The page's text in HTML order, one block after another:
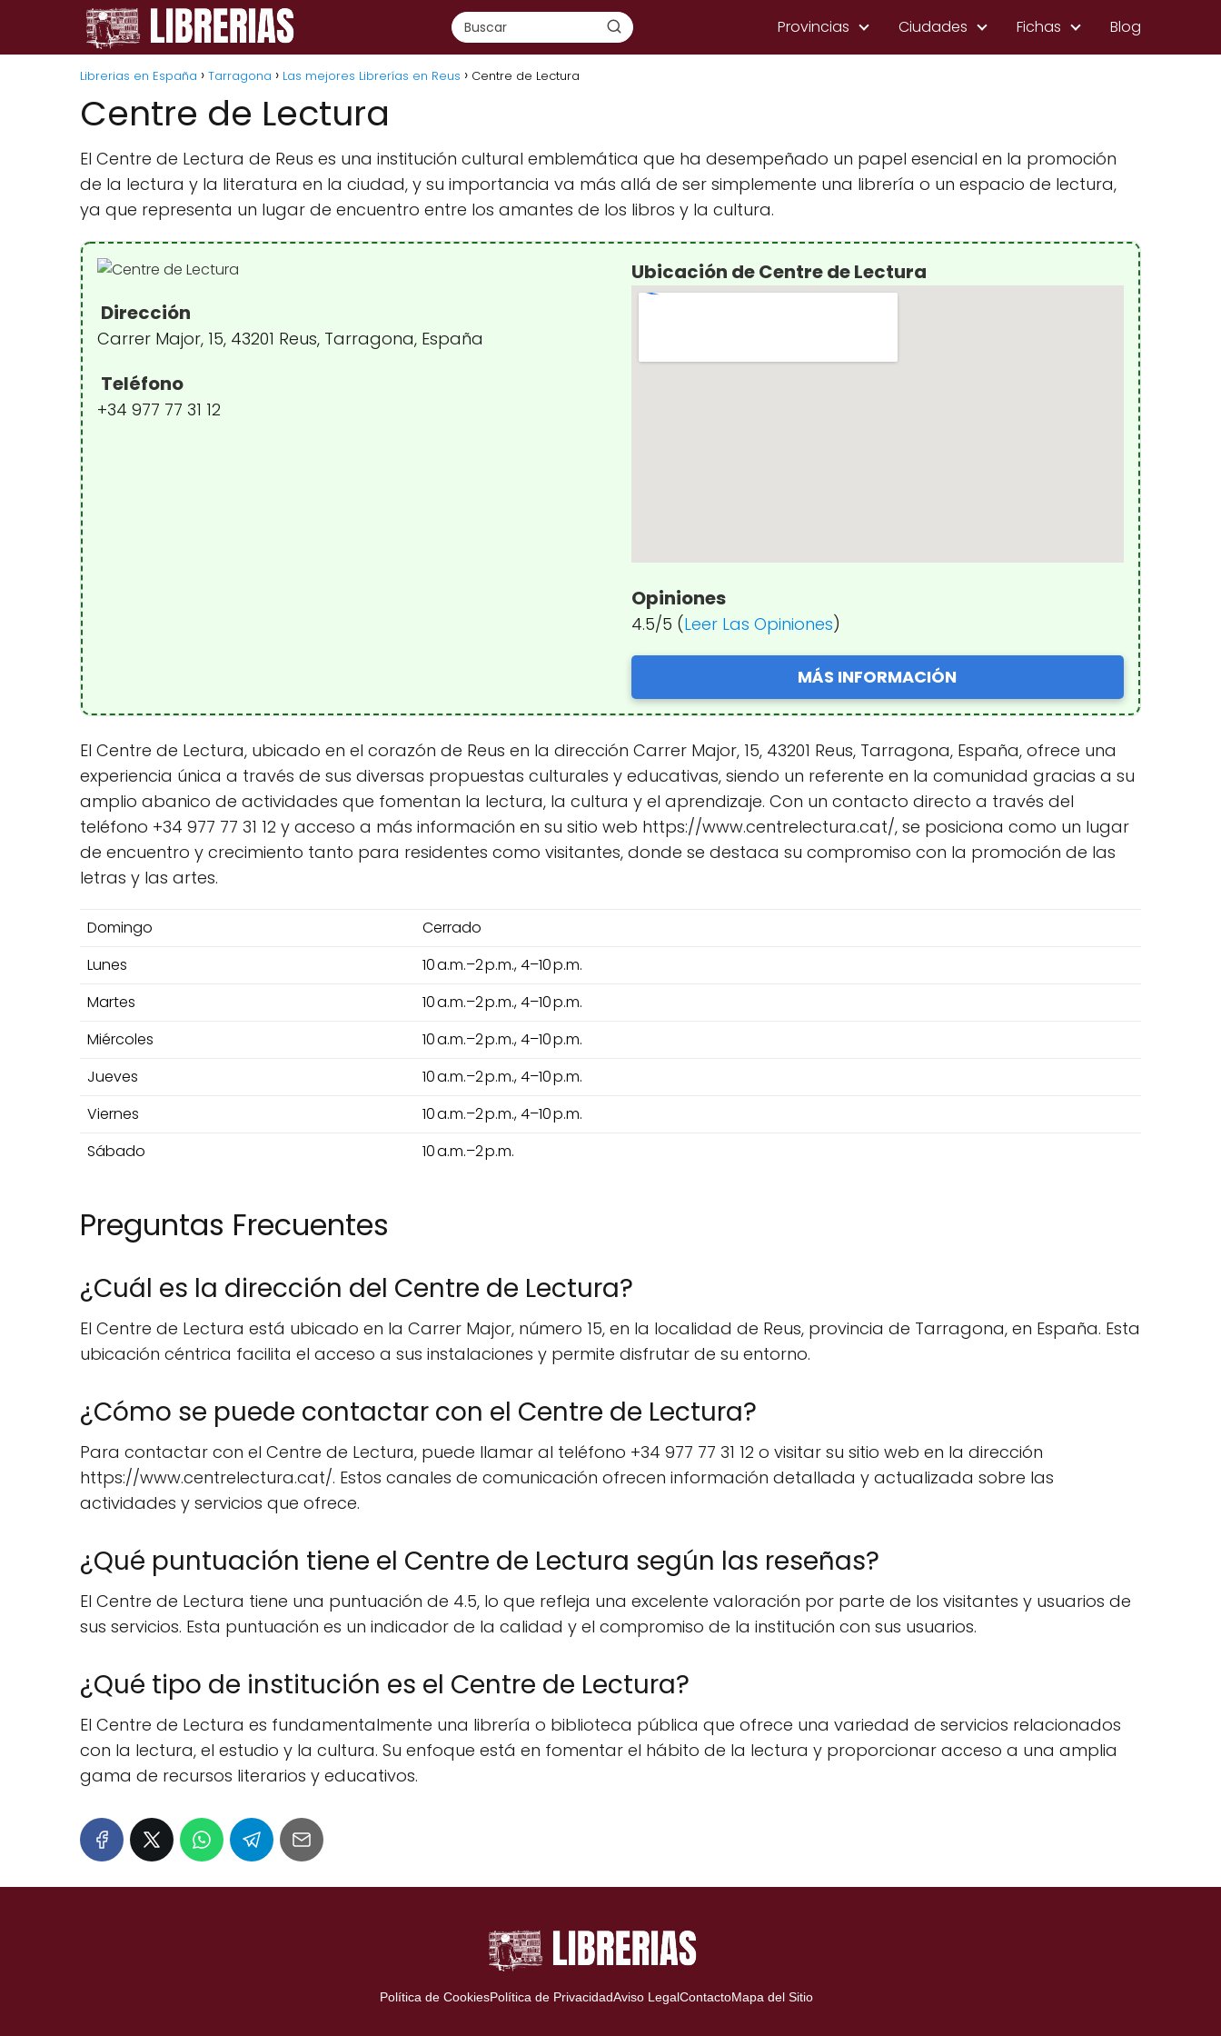
Provincias Ciudades Fichas Blog
Librerias en España Tarragona Las mejores Librerías en Reus Centre de Lectura
Centre de Lectura
El Centre de Lectura de Reus es una institución cultural emblemática que ha desempeñado un papel esencial en la promoción
de la lectura y la literatura en la ciudad, y su importancia va más allá de ser simplemente una librería o un espacio de lectura,
ya que representa un lugar de encuentro entre los amantes de los libros y la cultura.
Dirección
Carrer Major, 15, 43201 Reus, Tarragona, España
Teléfono
+34 977 77 31 12
Ubicación de Centre de Lectura
Opiniones
4.5/5 (Leer Las Opiniones)
MÁS INFORMACIÓN
El Centre de Lectura, ubicado en el corazón de Reus en la dirección Carrer Major, 15, 43201 Reus, Tarragona, España, ofrece una
experiencia única a través de sus diversas propuestas culturales y educativas, siendo un referente en la comunidad gracias a su
amplio abanico de actividades que fomentan la lectura, la cultura y el aprendizaje. Con un contacto directo a través del
teléfono +34 977 77 31 12 y acceso a más información en su sitio web https://www.centrelectura.cat/, se posiciona como un lugar
de encuentro y crecimiento tanto para residentes como visitantes, donde se destaca su compromiso con la promoción de las
letras y las artes.
Domingo
Cerrado
Lunes
10 a.m.–2 p.m., 4–10 p.m.
Martes
10 a.m.–2 p.m., 4–10 p.m.
Miércoles
10 a.m.–2 p.m., 4–10 p.m.
Jueves
10 a.m.–2 p.m., 4–10 p.m.
Viernes
10 a.m.–2 p.m., 4–10 p.m.
Sábado
10 a.m.–2 p.m.
Preguntas Frecuentes
¿Cuál es la dirección del Centre de Lectura?
El Centre de Lectura está ubicado en la Carrer Major, número 15, en la localidad de Reus, provincia de Tarragona, en España. Esta
ubicación céntrica facilita el acceso a sus instalaciones y permite disfrutar de su entorno.
¿Cómo se puede contactar con el Centre de Lectura?
Para contactar con el Centre de Lectura, puede llamar al teléfono +34 977 77 31 12 o visitar su sitio web en la dirección
https://www.centrelectura.cat/. Estos canales de comunicación ofrecen información detallada y actualizada sobre las
actividades y servicios que ofrece.
¿Qué puntuación tiene el Centre de Lectura según las reseñas?
El Centre de Lectura tiene una puntuación de 4.5, lo que refleja una excelente valoración por parte de los visitantes y usuarios de
sus servicios. Esta puntuación es un indicador de la calidad y el compromiso de la institución con sus usuarios.
¿Qué tipo de institución es el Centre de Lectura?
El Centre de Lectura es fundamentalmente una librería o biblioteca pública que ofrece una variedad de servicios relacionados
con la lectura, el estudio y la cultura. Su enfoque está en fomentar el hábito de la lectura y proporcionar acceso a una amplia
gama de recursos literarios y educativos.
Política de CookiesPolítica de PrivacidadAviso LegalContactoMapa del Sitio